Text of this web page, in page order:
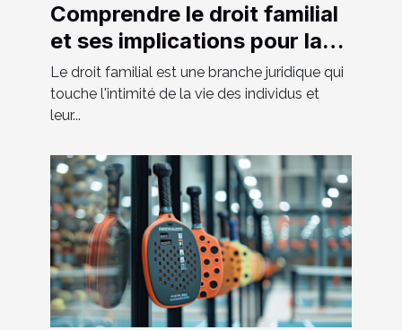
Comprendre le droit familial
et ses implications pour la
société moderne
Le droit familial est une branche juridique qui
touche l'intimité de la vie des individus et
leur...